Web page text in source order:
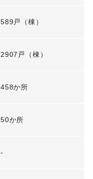
589戸（棟）
2907戸（棟）
458か所
50か所
-